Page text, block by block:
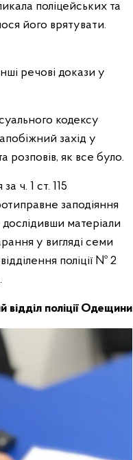
поліцейських та
його врятувати.
речові докази у
кодексу
захід у
розповів, як все було.
ч. 1 ст. 115
заподіяння
матеріали
у вигляді семи
поліції № 2
відділ поліції Одещини